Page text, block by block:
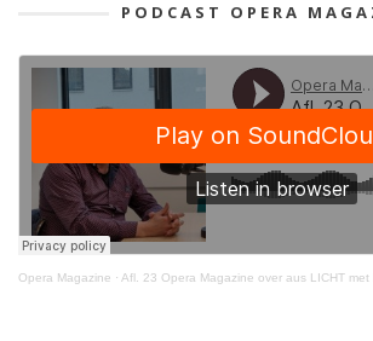
PODCAST OPERA
Opera Magazine · Afl. 23 Opera Magazine over aus LICHT